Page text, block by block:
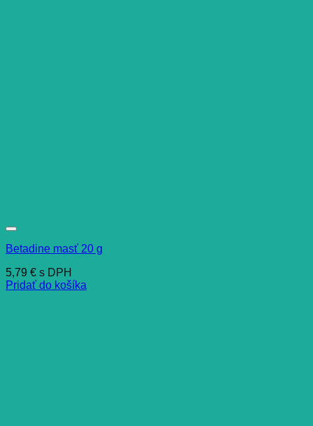
Betadine masť 20 g
5,79 € s DPH
Pridať do košíka